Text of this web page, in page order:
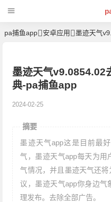
pa捕鱼app 安卓应用 墨迹天气
墨迹天气v9.0854.02
典-pa捕鱼app
2024-02-25
摘要
墨迹天气app这是目前最
气，墨迹天气app每天为用
气情况，并且墨迹天气还
议，墨迹天气app你身边气
理发布。去除全部广告。